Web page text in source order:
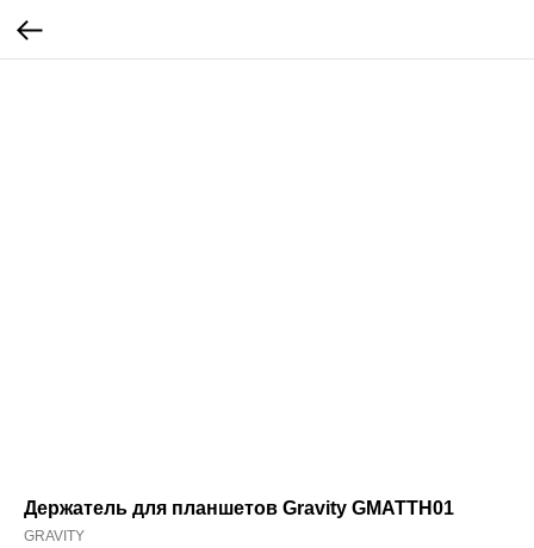
Держатель для планшетов Gravity GMATTH01
GRAVITY